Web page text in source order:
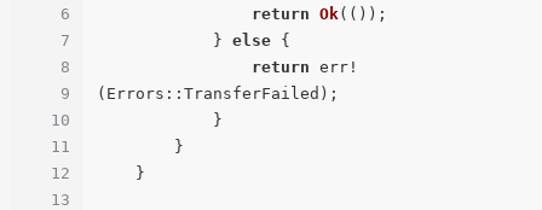
6
7
8
9
10
11
12
13
return Ok(());
            }
else {
return err!
(Errors::TransferFailed);